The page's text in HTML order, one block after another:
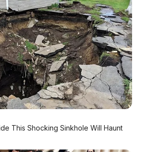
Sedan Listrik Kompak 800V dengan
This Shocking Sinkhole Will Haunt